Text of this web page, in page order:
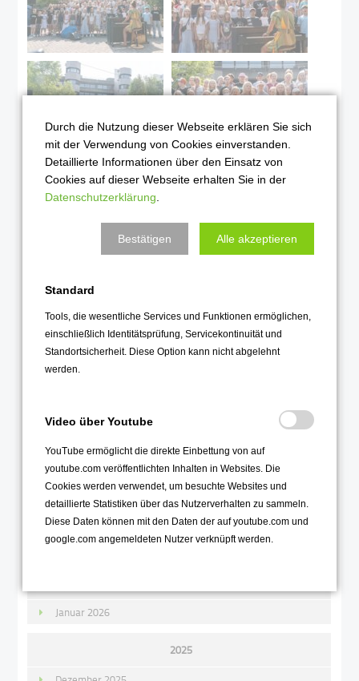
Zurück
Alle Einträge
Juli 2026
Juni 2026
April 2026
Januar 2026
2025
Durch die Nutzung dieser Webseite erklären Sie sich
mit der Verwendung von Cookies einverstanden.
Detaillierte Informationen über den Einsatz von
Cookies auf dieser Webseite erhalten Sie in der
Datenschutzerklärung
Bestätigen Alle akzeptieren
Standard
Tools, die wesentliche Services und Funktionen ermöglichen,
einschließlich Identitätsprüfung, Servicekontinuität und
Standortsicherheit. Diese Option kann nicht abgelehnt
werden.
Video über Youtube
YouTube ermöglicht die direkte Einbettung von auf
youtube.com veröffentlichten Inhalten in Websites. Die
Cookies werden verwendet, um besuchte Websites und
detaillierte Statistiken über das Nutzerverhalten zu sammeln.
Diese Daten können mit den Daten der auf youtube.com und
google.com angemeldeten Nutzer verknüpft werden.